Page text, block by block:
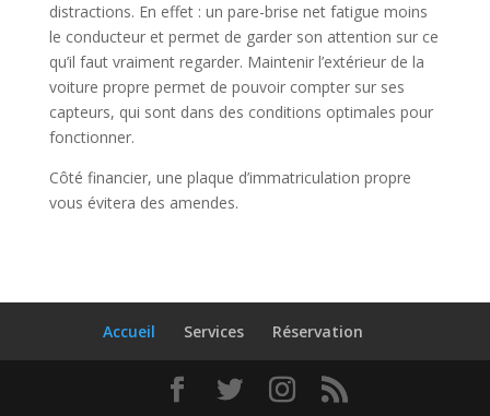
distractions. En effet : un pare-brise net fatigue moins
le conducteur et permet de garder son attention sur ce
qu’il faut vraiment regarder. Maintenir l’extérieur de la
voiture propre permet de pouvoir compter sur ses
capteurs, qui sont dans des conditions optimales pour
fonctionner.
Côté financier, une plaque d’immatriculation propre
vous évitera des amendes.
Accueil Services Réservation